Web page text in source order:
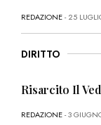
REDAZIONE- 25
DIRITTO
Risarcito Il
REDAZIONE- 3